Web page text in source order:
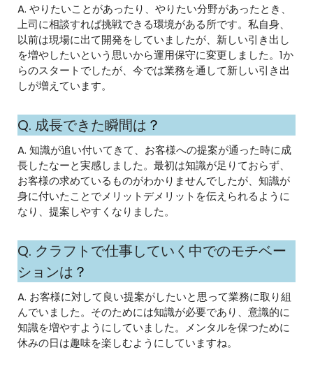
A. やりたいことがあったり、やりたい分野があったとき、
上司に相談すれば挑戦できる環境がある所です。私自身、
以前は現場に出て開発をしていましたが、新しい引き出し
を増やしたいという思いから運用保守に変更しました。1か
らのスタートでしたが、今では業務を通して新しい引き出
しが増えています。
Q. 成長できた瞬間は ？
A. 知識が追い付いてきて、お客様への提案が通った時に成
長したなーと実感しました。最初は知識が足りておらず、
お客様の求めているものがわかりませんでしたが、知識が
身に付いたことでメリットデメリットを伝えられるように
なり、提案しやすくなりました。
Q. クラフトで仕事していく中でのモチベー
ションは ？
A. お客様に対して良い提案がしたいと思って業務に取り組
んでいました。そのためには知識が必要であり、意識的に
知識を増やすようにしていました。メンタルを保つために
休みの日は趣味を楽しむようにしていますね。